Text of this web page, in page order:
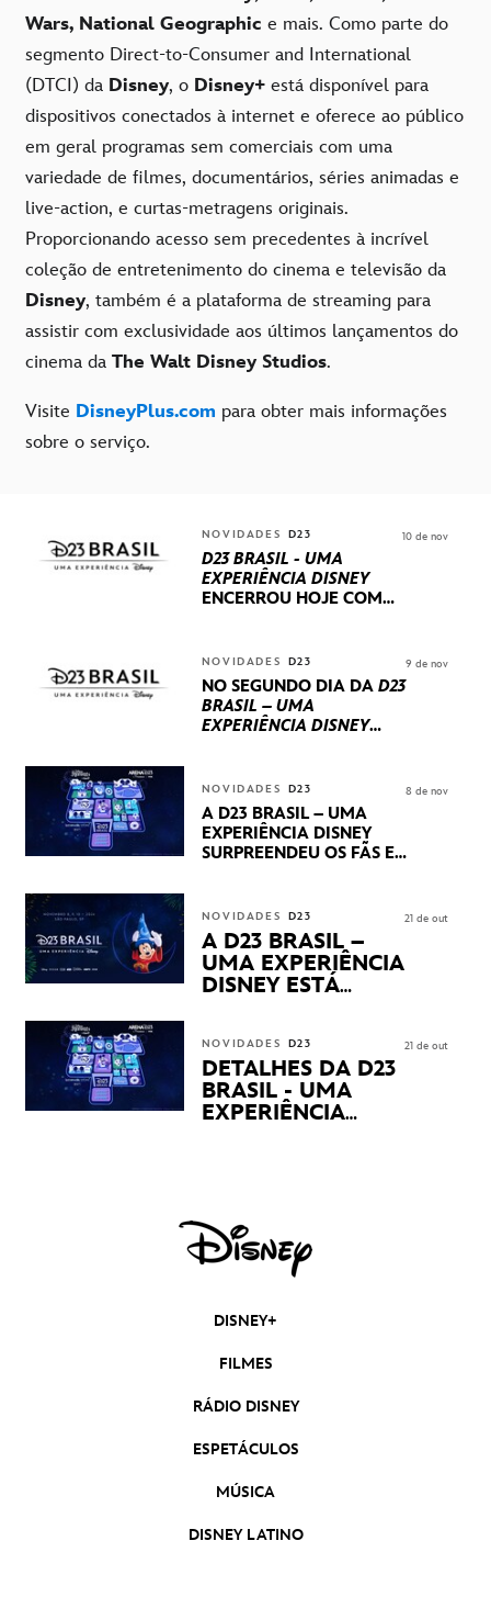
Wars, National Geographic e mais. Como parte do
segmento Direct-to-Consumer and International
(DTCI) da Disney, o Disney+ está disponível para
dispositivos conectados à internet e oferece ao público
em geral programas sem comerciais com uma
variedade de filmes, documentários, séries animadas e
live-action, e curtas-metragens originais.
Proporcionando acesso sem precedentes à incrível
coleção de entretenimento do cinema e televisão da
Disney, também é a plataforma de streaming para
assistir com exclusividade aos últimos lançamentos do
cinema da The Walt Disney Studios.
Visite DisneyPlus.com para obter mais informações
sobre o serviço.
NOVIDADES D23
D23 BRASIL - UMA
EXPERIÊNCIA DISNEY
ENCERROU HOJE COM
INTERNACIONAIS E
PRODUÇÕES BRASILEIRAS
10 de nov
NOVIDADES D23
NO SEGUNDO DIA DA D23
BRASIL – UMA
EXPERIÊNCIA DISNEY
STUDIOS REVELARAM
PRÉVIAS E NOVIDADES
DOS SEUS PRÓXIMOS
LANÇAMENTOS
9 de nov
NOVIDADES D23
A D23 BRASIL – UMA
EXPERIÊNCIA DISNEY
SURPREENDEU OS FÃS EM
APRESENTAÇÕES E
PRODUTOS EXCLUSIVOS
NO TRANSAMÉRICA EXPO
CENTER EM SÃO PAULO
8 de nov
NOVIDADES D23
A D23 BRASIL –
UMA EXPERIÊNCIA
DISNEY ESTÁ
21 de out
NOVIDADES D23
DETALHES DA D23
BRASIL - UMA
EXPERIÊNCIA
21 de out
DISNEY+
FILMES
RÁDIO DISNEY
ESPETÁCULOS
MÚSICA
DISNEY LATINO